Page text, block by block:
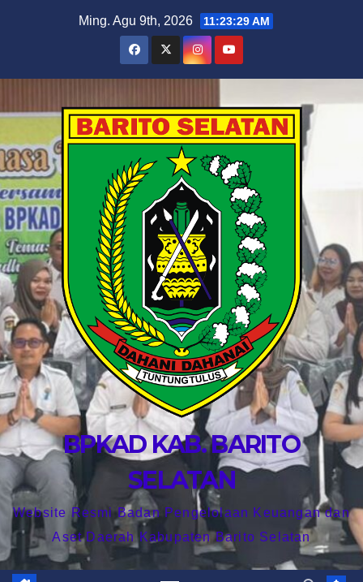
Ming. Agu 9th, 2026 11:23:30 AM
BPKAD KAB. BARITO
SELATAN
Website Resmi Badan Pengelolaan Keuangan dan
Aset Daerah Kabupaten Barito Selatan